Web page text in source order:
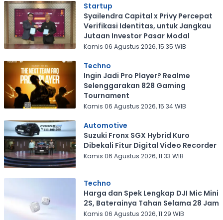
Startup
Syailendra Capital x Privy Percepat
Verifikasi Identitas, untuk Jangkau
Jutaan Investor Pasar Modal
Kamis 06 Agustus 2026, 15:35 WIB
Techno
Ingin Jadi Pro Player? Realme
Selenggarakan 828 Gaming
Tournament
Kamis 06 Agustus 2026, 15:34 WIB
Automotive
Suzuki Fronx SGX Hybrid Kuro
Dibekali Fitur Digital Video Recorder
Kamis 06 Agustus 2026, 11:33 WIB
Techno
Harga dan Spek Lengkap DJI Mic Mini
2S, Baterainya Tahan Selama 28 Jam
Kamis 06 Agustus 2026, 11:29 WIB